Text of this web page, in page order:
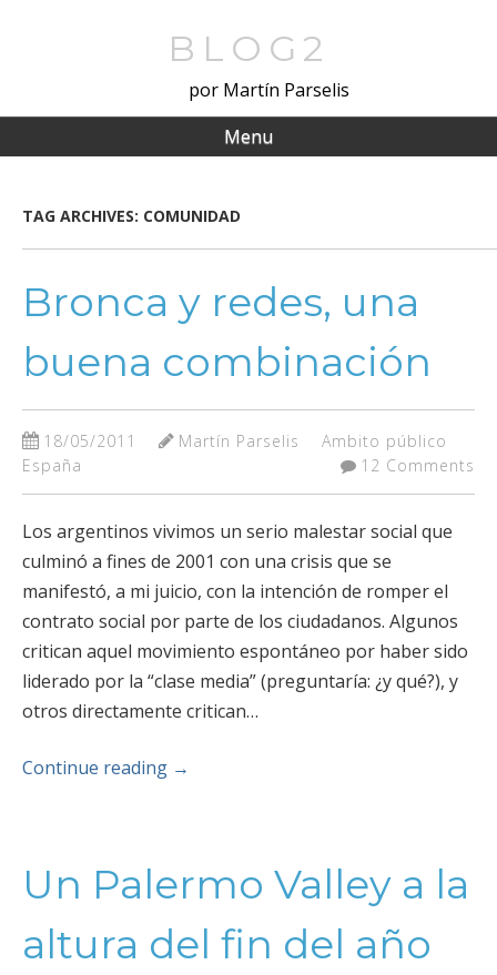
BLOG2
por Martín Parselis
Menu
TAG ARCHIVES: COMUNIDAD
Bronca y redes, una
buena combinación
18/05/2011 Martín Parselis
Ambito público
España
12 Comments
Los argentinos vivimos un serio malestar social que
culminó a fines de 2001 con una crisis que se
manifestó, a mi juicio, con la intención de romper el
contrato social por parte de los ciudadanos. Algunos
critican aquel movimiento espontáneo por haber sido
liderado por la “clase media” (preguntaría: ¿y qué?), y
otros directamente critican…
Continue reading →
Un Palermo Valley a la
altura del fin del año